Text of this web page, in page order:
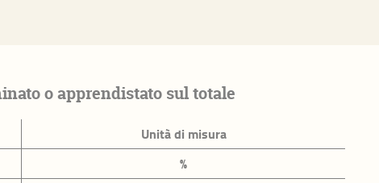
o apprendistato sul totale
Unità di misura
%